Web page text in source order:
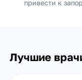
привести к
Лучшие